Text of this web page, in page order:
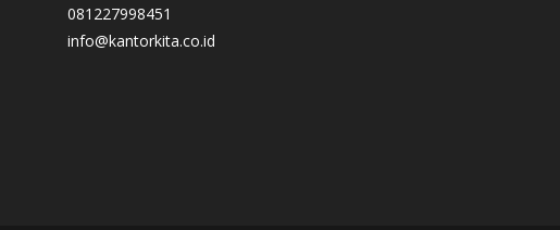
081227998451
info@kantorkita.co.id